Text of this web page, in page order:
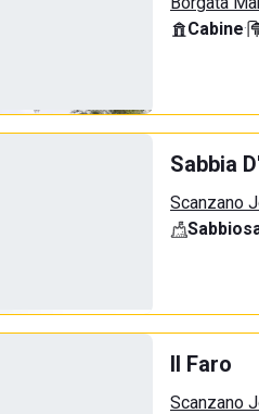
Cabine·
Sabbia
Scanzano
Il Faro
Scanzano